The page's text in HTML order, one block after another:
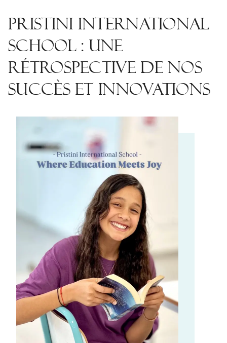
PRISTINI INTERNATIONAL
SCHOOL : UNE
RÉTROSPECTIVE DE NOS
SUCCÈS ET INNOVATIONS